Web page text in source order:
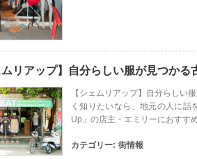
ムリアップ】自分らしい服が見つかる
【シェムリアップ】自分らしい
く知りたいなら、地元の人に話
Up」の店主・エミリーにおすす
カテゴリー: 街情報